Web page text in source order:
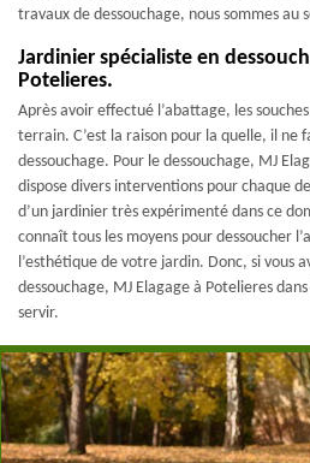
travaux de dessouchage, nous sommes au
Jardinier spécialiste en
Potelieres.
Après avoir effectué l’abattage, les
terrain. C’est la raison pour la quelle, il ne
dessouchage. Pour le dessouchage, MJ
dispose divers interventions pour chaque
d’un jardinier très expérimenté dans ce
connaît tous les moyens pour dessoucher
l’esthétique de votre jardin. Donc, si vous
dessouchage, MJ Elagage à Potelieres
servir.